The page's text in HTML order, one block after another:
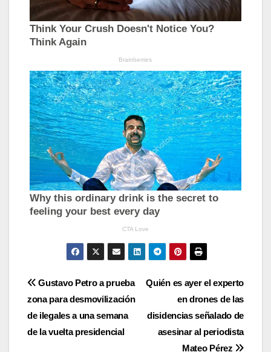
Navegación
de
entradas
Quién es ayer el experto
en drones de las
disidencias señalado de
asesinar al periodista
Mateo Pérez
Gustavo Petro a prueba
zona para desmovilización
de ilegales a una semana
de la vuelta presidencial